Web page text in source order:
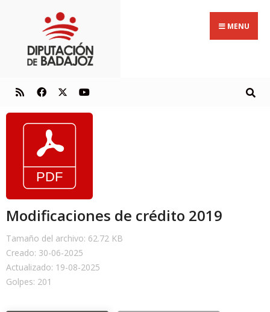
MENU
Modificaciones de crédito 2019
Tamaño del archivo: 62.72 KB
Creado: 30-06-2025
Actualizado: 19-08-2025
Golpes: 201